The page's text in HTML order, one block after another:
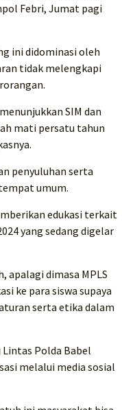
Febri, Jumat pagi
ini didominasi oleh
tidak melengkapi
SIM dan
mati persatu tahun
penyuluhan serta
umum.
edukasi terkait
yang sedang digelar
apalagi dimasa MPLS
ke para siswa supaya
serta etika dalam
Polda Babel
melalui media sosial